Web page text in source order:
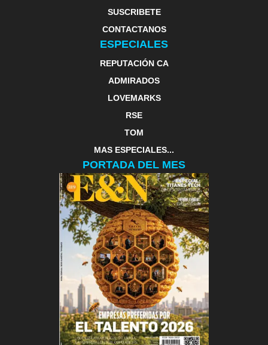
SUSCRIBETE
CONTACTANOS
ESPECIALES
REPUTACIÓN CA
ADMIRADOS
LOVEMARKS
RSE
TOM
MAS ESPECIALES...
PORTADA DEL MES